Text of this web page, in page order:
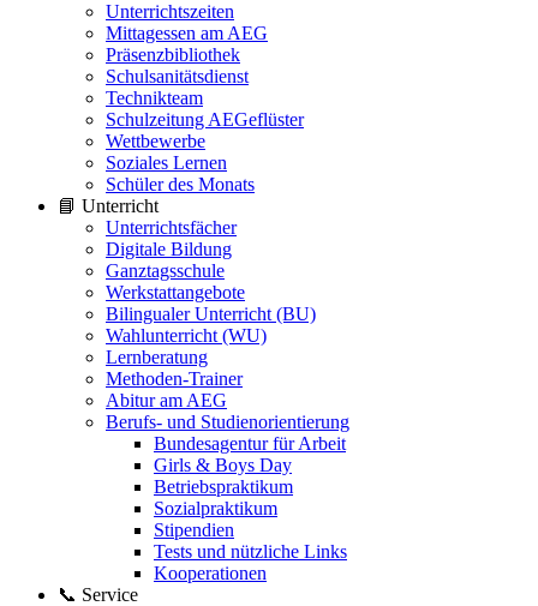
Unterrichtszeiten
Mittagessen am AEG
Präsenzbibliothek
Schulsanitätsdienst
Technikteam
Schulzeitung AEGeflüster
Wettbewerbe
Soziales Lernen
Schüler des Monats
📘 Unterricht
Unterrichtsfächer
Digitale Bildung
Ganztagsschule
Werkstattangebote
Bilingualer Unterricht (BU)
Wahlunterricht (WU)
Lernberatung
Methoden-Trainer
Abitur am AEG
Berufs- und Studienorientierung
Bundesagentur für Arbeit
Girls & Boys Day
Betriebspraktikum
Sozialpraktikum
Stipendien
Tests und nützliche Links
Kooperationen
📞 Service